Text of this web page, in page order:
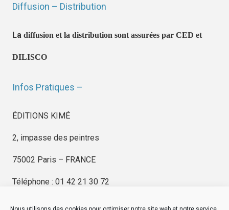
Diffusion – Distribution
La diffusion et la distribution sont assurées par CED et
DILISCO
Infos Pratiques –
ÉDITIONS KIMÉ
2, impasse des peintres
75002 Paris – FRANCE
Téléphone : 01 42 21 30 72